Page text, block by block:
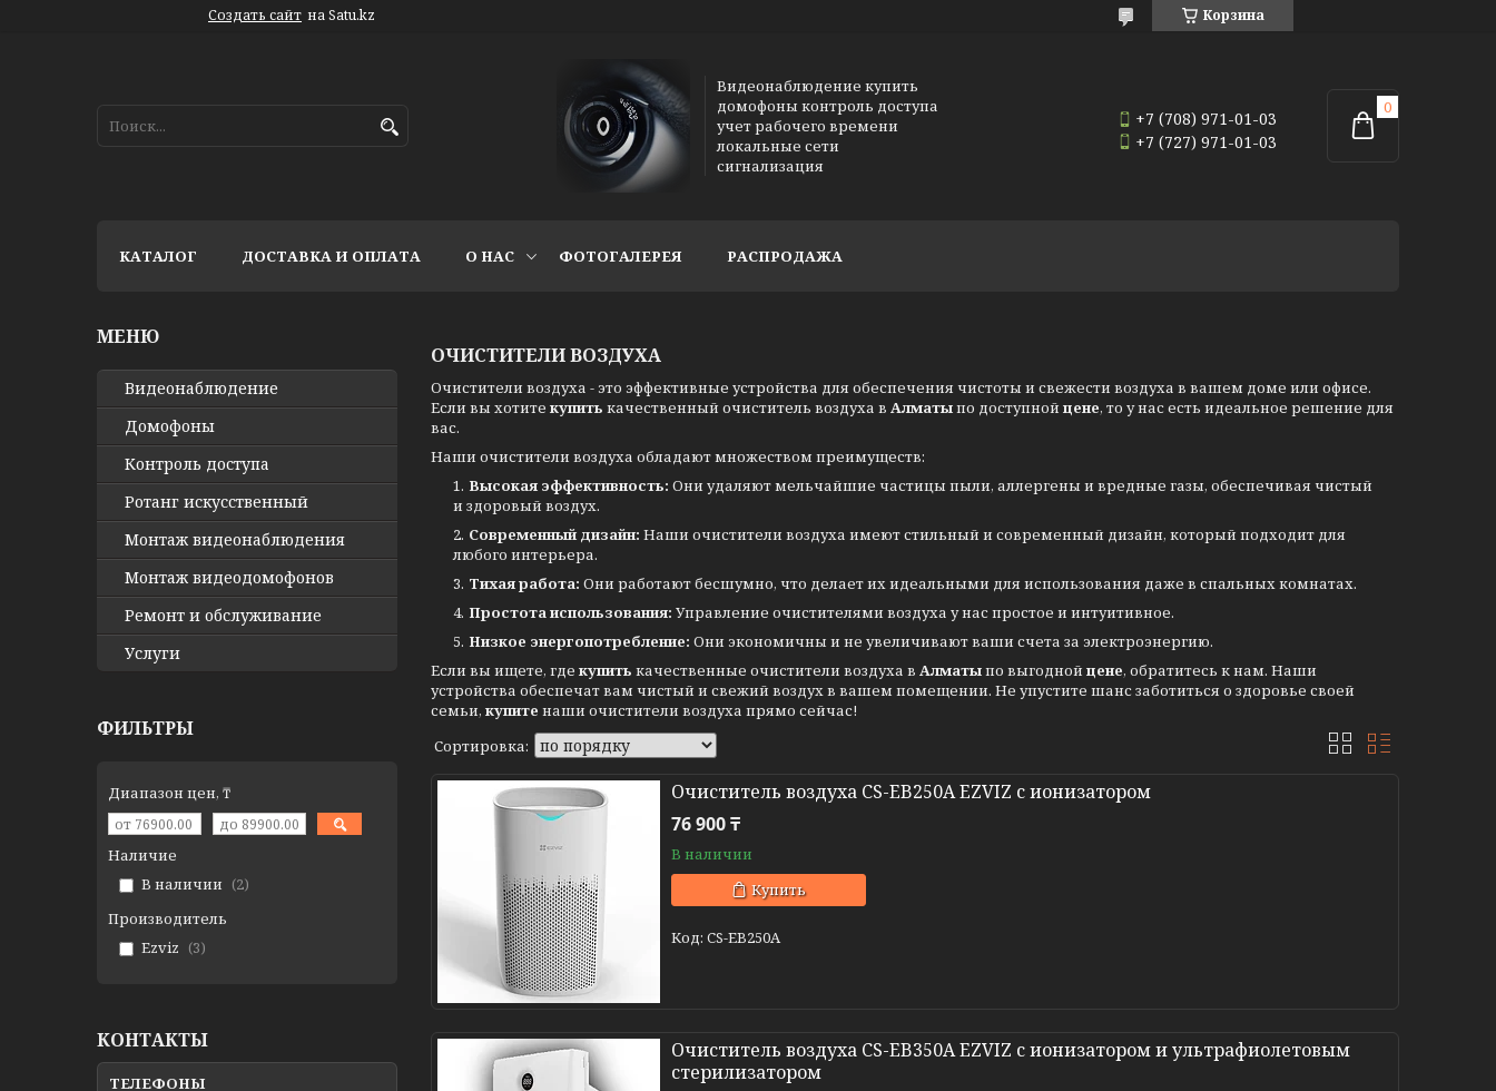
Создать сайт на Satu.kz Корзина
Видеонаблюдение купить
домофоны контроль доступа
учет рабочего времени
локальные сети
сигнализация
+7 (708) 971-01-03
+7 (727) 971-01-03
КАТАЛОГ ДОСТАВКА И ОПЛАТА О НАС ФОТОГАЛЕРЕЯ РАСПРОДАЖА
ОЧИСТИТЕЛИ ВОЗДУХА
Очистители воздуха - это эффективные устройства для обеспечения чистоты и свежести воздуха в вашем доме или офисе.
Если вы хотите купить качественный очиститель воздуха в Алматыпо доступной цене, то у нас есть идеальное решение для
вас.
Наши очистители воздуха обладают множеством преимуществ:
Высокая эффективность: Они удаляют мельчайшие частицы пыли, аллергены и вредные газы, обеспечивая чистый
и здоровый воздух.
Современный дизайн: Наши очистители воздуха имеют стильный и современный дизайн, который подходит для
любого интерьера.
Тихая работа: Они работают бесшумно, что делает их идеальными для использования даже в спальных комнатах.
Простота использования: Управление очистителями воздуха у нас простое и интуитивное.
Низкое энергопотребление: Они экономичны и не увеличивают ваши счета за электроэнергию.
Если вы ищете, где купить качественные очистители воздуха в Алматыпо выгодной цене, обратитесь к нам. Наши
устройства обеспечат вам чистый и свежий воздух в вашем помещении. Не упустите шанс заботиться о здоровье своей
семьи, купите наши очистители воздуха прямо сейчас!
Очиститель воздуха CS-EB250A EZVIZ с ионизатором
76 900 ₸
В наличии
Купить
CS-EB250A
Очиститель воздуха CS-EB350A EZVIZ с ионизатором и ультрафиолетовым
стерилизатором
Видео­наблюдение
Домофоны
Контроль доступа
Ротанг искусственный
Монтаж видеонаблюдения
Монтаж видеодомофонов
Ремонт и обслуживание
Услуги
ФИЛЬТРЫ
Диапазон цен, ₸
Наличие
В наличии
2
Производитель
Ezviz
3
КОНТАКТЫ